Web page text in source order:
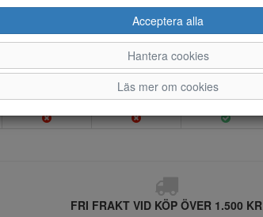
33 34 35
FRI FRAKT VID KÖP ÖVER 1.500 KR
Acceptera alla
Hantera cookies
Läs mer om cookies